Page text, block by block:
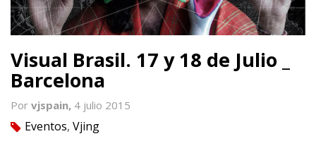
Visual Brasil. 17 y 18 de Julio _
Barcelona
Por vjspain, 4 julio 2015
tag Eventos, Vjing